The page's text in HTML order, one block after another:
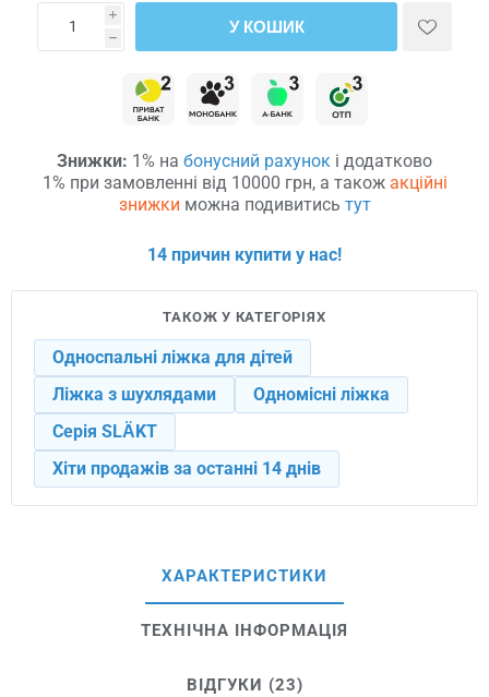
i
h
У КОШИК
Знижки: 1% на бонусний рахунок і додатково
1% при замовленні від 10000 грн, а також акційні
знижки можна подивитись тут
14 причин купити у нас!
ТАКОЖ У КАТЕГОРІЯХ
Односпальні ліжка для дітей
Ліжка з шухлядами
Одномісні ліжка
Серія SLÄKT
Хіти продажів за останні 14 днів
ХАРАКТЕРИСТИКИ
ТЕХНІЧНА ІНФОРМАЦІЯ
ВІДГУКИ (23)